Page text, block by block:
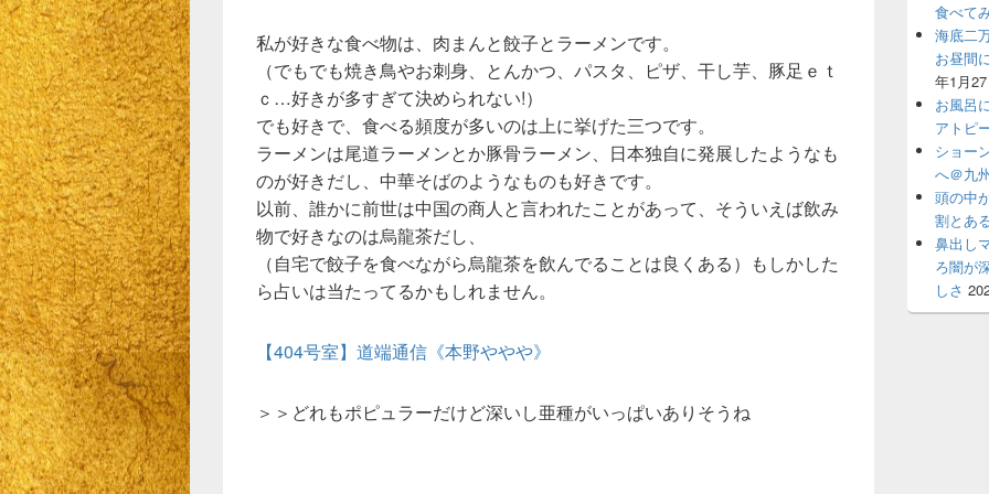
私が好きな食べ物は、肉まんと餃子とラーメンです。
（でもでも焼き鳥やお刺身、とんかつ、パスタ、ピザ、干し芋、豚足ｅｔ
ｃ…好きが多すぎて決められない!）
でも好きで、食べる頻度が多いのは上に挙げた三つです。
ラーメンは尾道ラーメンとか豚骨ラーメン、日本独自に発展したようなも
のが好きだし、中華そばのようなものも好きです。
以前、誰かに前世は中国の商人と言われたことがあって、そういえば飲み
物で好きなのは烏龍茶だし、
（自宅で餃子を食べながら烏龍茶を飲んでることは良くある）もしかした
ら占いは当たってるかもしれません。
【404号室】道端通信《本野ややや》
＞＞どれもポピュラーだけど深いし亜種がいっぱいありそうね
食べて
海底二
お昼間
年1月
お風呂
アトピ
ショー
へ＠九
頭の中
割とあ
鼻出し
ろ闇が
しさ